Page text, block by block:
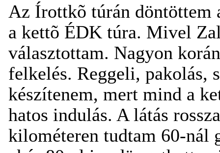
Az Írottkõ túrán döntöttem
a kettõ ÉDK túra. Mivel
választottam. Nagyon
felkelés. Reggeli, pakolás,
készítenem, mert mind a
hatos indulás. A látás
kilométeren tudtam 60-nál